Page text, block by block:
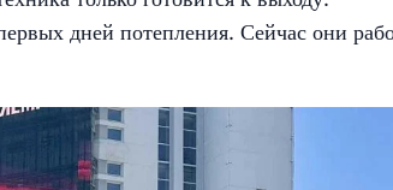
дней потепления. Сейчас они